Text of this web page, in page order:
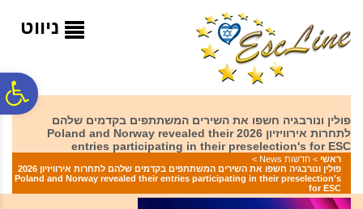
המרכזי
ניווט
פולין ונורבגיה חשפו את השירים המשתתפים בקדמים שלהם
לתחרות אירוויזיון 2026 Poland and Norway revealed their
entries participating in their preselection's for ESC
ראשי > חדשות News
>
פולין ונורבגיה חשפו את השירים המשתתפים בקדמים שלהם לתחרות אירוויזיון 2026
Poland and Norway revealed their entries participating in their preselection's
for ESC